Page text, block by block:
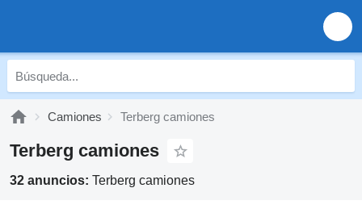
Camiones Terberg camiones
Terberg camiones
32 anuncios: Terberg camiones